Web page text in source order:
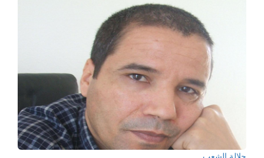
جلالة الشعب